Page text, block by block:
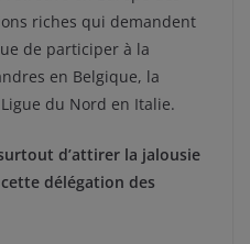
riches qui demandent
de participer à la
en Belgique, la
du Nord en Italie.
d’attirer la jalousie
délégation des